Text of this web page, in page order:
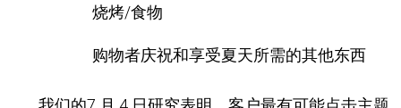
烧烤/食物
购物者庆祝和享受夏天所需的其他东西